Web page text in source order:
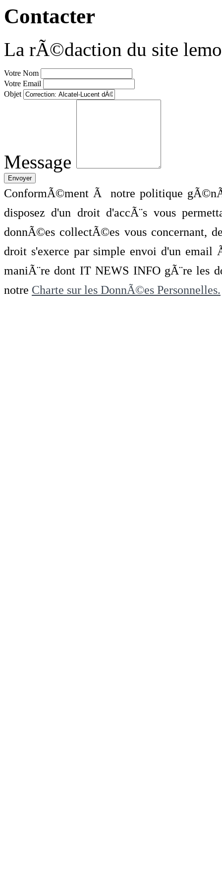
Contacter
La rÃ©daction du site
Votre Nom
Votre Email
Objet
Message
ConformÃ©ment Ã notre politique
disposez d'un droit d'accÃ¨s vous
donnÃ©es collectÃ©es vous concernant,
droit s'exerce par simple envoi d'un
maniÃ¨re dont IT NEWS INFO gÃ¨re les
notre Charte sur les DonnÃ©es Personnelles.